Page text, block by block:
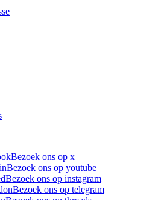
Bezoek ons op x
Bezoek ons op youtube
Bezoek ons op instagram
Bezoek ons op telegram